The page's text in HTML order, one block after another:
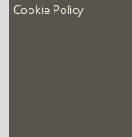
Cookie Policy